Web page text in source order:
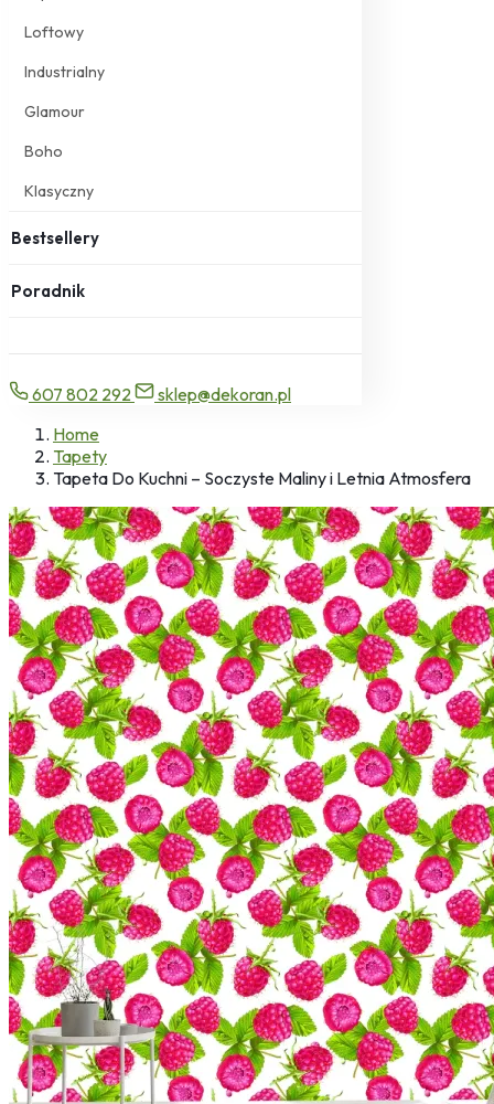
Loftowy
Industrialny
Glamour
Boho
Klasyczny
Bestsellery
Poradnik
607 802 292
sklep@dekoran.pl
Home
Tapety
Tapeta Do Kuchni – Soczyste Maliny i Letnia Atmosfera